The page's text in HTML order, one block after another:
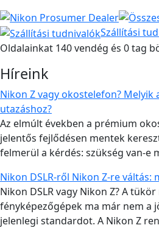
Szállítási
Oldalainkat 140 vendég és 0 tag
Híreink
Nikon Z vagy okostelefon? Melyik
utazáshoz?
Az elmúlt években a prémium
jelentős fejlődésen mentek
felmerül a kérdés: szükség van-e
Nikon DSLR-ről Nikon Z-re váltás:
Nikon DSLR vagy Nikon Z? A
fényképezőgépek ma már nem a
jelenlegi standardot. A Nikon Z